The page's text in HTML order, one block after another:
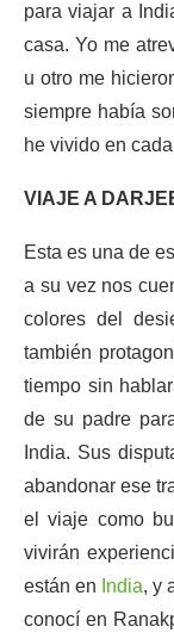
para viajar a
casa. Yo me
u otro me
siempre había
he vivido en
VIAJE A
Esta es una de
a su vez nos
colores del
también
tiempo sin
de su padre
India. Sus
abandonar ese
el viaje como
vivirán
están en India, y
conocí en